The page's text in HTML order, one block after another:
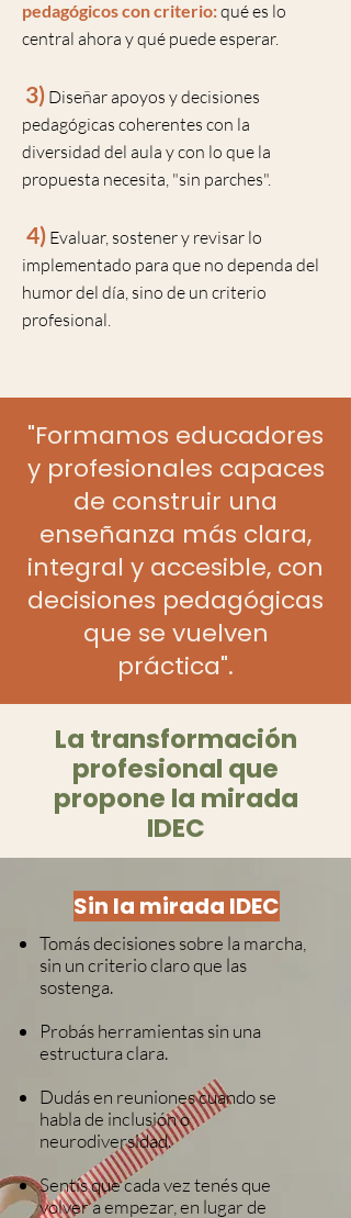
pedagógicos con criterio:qué es lo
central ahora y qué puede esperar.
3) Diseñar apoyos y decisiones
pedagógicas coherentes con la
diversidad del aula y con lo que la
propuesta necesita, "sin parches".
4) Evaluar, sostener y revisar lo
implementado para que no dependa del
humor del día, sino de un criterio
profesional.
"Formamos educadores
y profesionales capaces
de construir una
enseñanza más clara,
integral y accesible, con
decisiones pedagógicas
que se vuelven
práctica".
La transformación
profesional que
propone la mirada
IDEC
Sin la mirada IDEC
Tomás decisiones sobre la marcha,
sin un criterio claro que las
sostenga.
Probás herramientas sin una
estructura clara.
Dudás en reuniones cuando se
habla de inclusión o
neurodiversidad.
Sentís que cada vez tenés que
volver a empezar, en lugar de